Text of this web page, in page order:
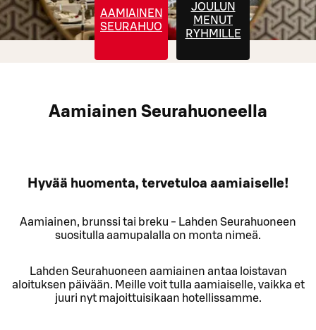
AAMIAINEN
SEURAHUONEELLA
JOULUN
MENUT
RYHMILLE
Aamiainen Seurahuoneella
Hyvää huomenta, tervetuloa aamiaiselle!
Aamiainen, brunssi tai breku - Lahden Seurahuoneen
suositulla aamupalalla on monta nimeä.
Lahden Seurahuoneen aamiainen antaa loistavan
aloituksen päivään. Meille voit tulla aamiaiselle, vaikka et
juuri nyt majoittuisikaan hotellissamme.